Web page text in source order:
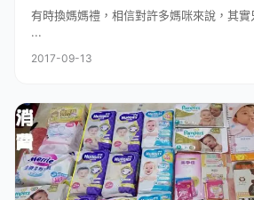
有時換媽媽禮，相信對許多媽咪來說，其
...
2017-09-13